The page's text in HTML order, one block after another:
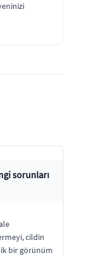
sorunları
cildin
bir görünüm